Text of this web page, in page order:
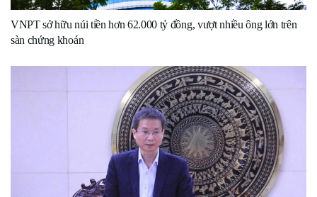
VNPT sở hữu núi tiền hơn 62.000 tỷ đồng, vượt nhiều ông lớn trên
sàn chứng khoán